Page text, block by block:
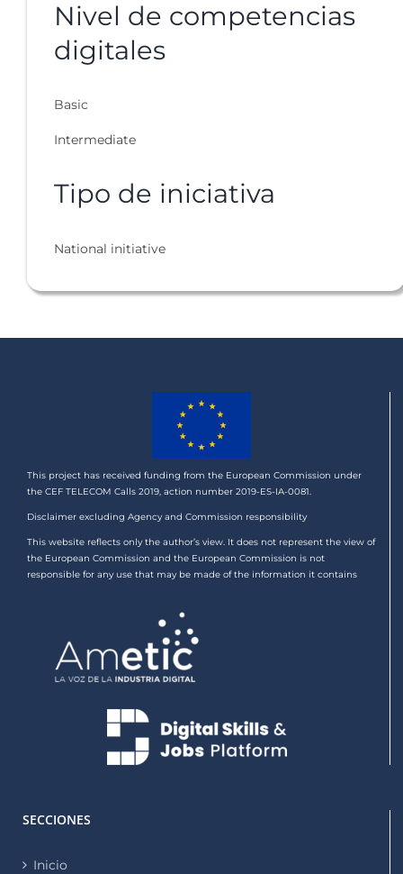
Nivel de competencias
digitales
Basic
Intermediate
Tipo de iniciativa
National initiative
This project has received funding from the European Commission under
the CEF TELECOM Calls 2019, action number 2019-ES-IA-0081.
Disclaimer excluding Agency and Commission responsibility
This website reflects only the author’s view. It does not represent the view of
the European Commission and the European Commission is not
responsible for any use that may be made of the information it contains
SECCIONES
Inicio